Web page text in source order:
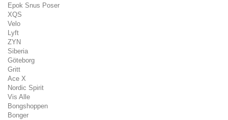
Epok Snus Poser
XQS
Velo
Lyft
ZYN
Siberia
Göteborg
Gritt
Ace X
Nordic Spirit
Vis Alle
Bongshoppen
Bonger